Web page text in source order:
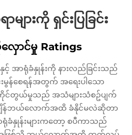
ာများကို ရှင်းပြခြင်း
ောင်မှု Ratings
အာရုံခံနှုန်းကို နားလည်ခြင်းသည်
စေရန်အတွက် အရေးပါသော
ကိုင်တွယ်မှုသည် အသံများသံစဥ်ပျက်
ျိန်ဘယ်လောက်အထိ ခံနိုင်မလဲဆိုတာ
ရုံခံနှုန်းများကတော့ စပီကာသည်